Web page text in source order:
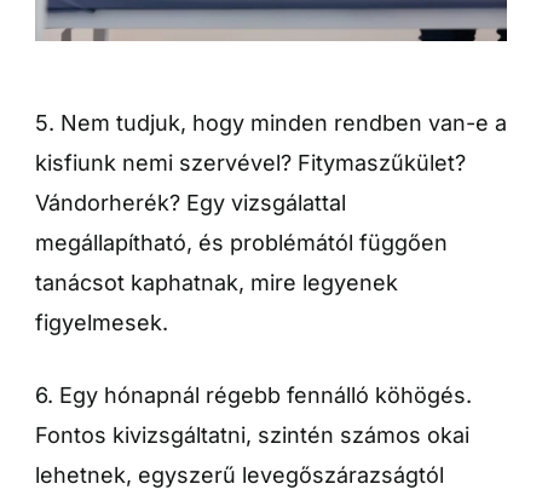
5. Nem tudjuk, hogy minden rendben van-e a
kisfiunk nemi szervével? Fitymaszűkület?
Vándorherék? Egy vizsgálattal
megállapítható, és problémától függően
tanácsot kaphatnak, mire legyenek
figyelmesek.
6. Egy hónapnál régebb fennálló köhögés.
Fontos kivizsgáltatni, szintén számos okai
lehetnek, egyszerű levegőszárazságtól